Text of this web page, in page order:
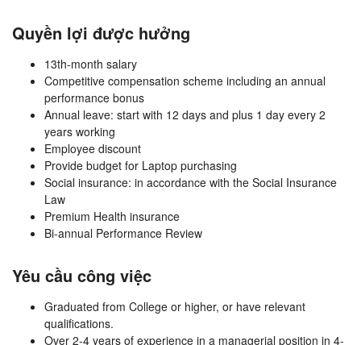
Quyền lợi được hưởng
13th-month salary
Competitive compensation scheme including an annual
performance bonus
Annual leave: start with 12 days and plus 1 day every 2
years working
Employee discount
Provide budget for Laptop purchasing
Social insurance: in accordance with the Social Insurance
Law
Premium Health insurance
Bi-annual Performance Review
Yêu cầu công việc
Graduated from College or higher, or have relevant
qualifications.
Over 2-4 years of experience in a managerial position in 4-